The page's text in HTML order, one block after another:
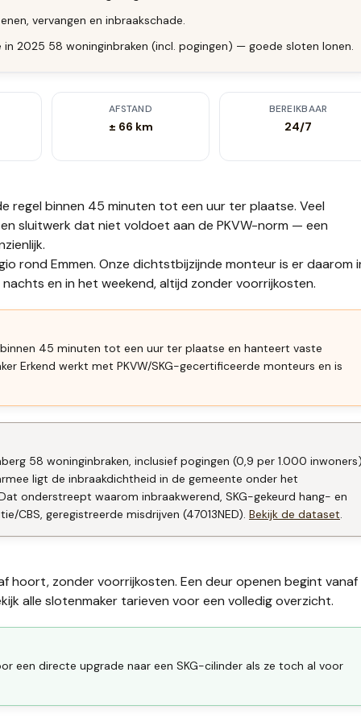
vervangen en inbraakschade.
2025 58 woninginbraken (incl. pogingen) — goede sloten lonen.
AFSTAND
± 66 km
BEREIKBAAR
24/7
regel binnen 45 minuten tot een uur ter plaatse. Veel
sluitwerk dat niet voldoet aan de PKVW-norm — een
rond Emmen. Onze dichtstbijzijnde monteur is er daarom
en in het weekend, altijd zonder voorrijkosten.
45 minuten tot een uur ter plaatse en hanteert vaste
Erkend werkt met PKVW/SKG-gecertificeerde monteurs en is
58 woninginbraken, inclusief pogingen (0,9 per 1.000
ligt de inbraakdichtheid in de gemeente onder het
onderstreept waarom inbraakwerend, SKG-gekeurd hang- en
CBS, geregistreerde misdrijven (47013NED). Bekijk de dataset.
hoort, zonder voorrijkosten. Een deur openen begint vanaf
alle slotenmaker tarieven voor een volledig overzicht.
een directe upgrade naar een SKG-cilinder als ze toch al voor